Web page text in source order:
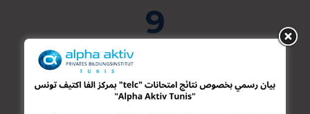
9
SEMAINES DE COURS